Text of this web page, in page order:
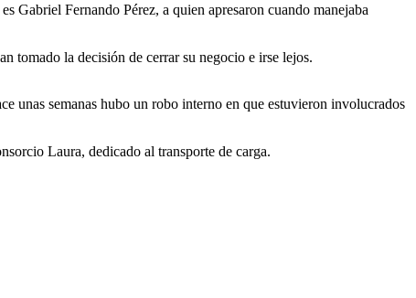
Gabriel Fernando Pérez, a quien apresaron cuando manejaba
tomado la decisión de cerrar su negocio e irse lejos.
unas semanas hubo un robo interno en que estuvieron involucrados
Laura, dedicado al transporte de carga.